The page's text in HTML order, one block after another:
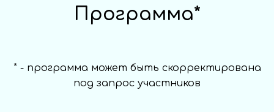
Программа*
* - программа может быть скорректирована
под запрос участников